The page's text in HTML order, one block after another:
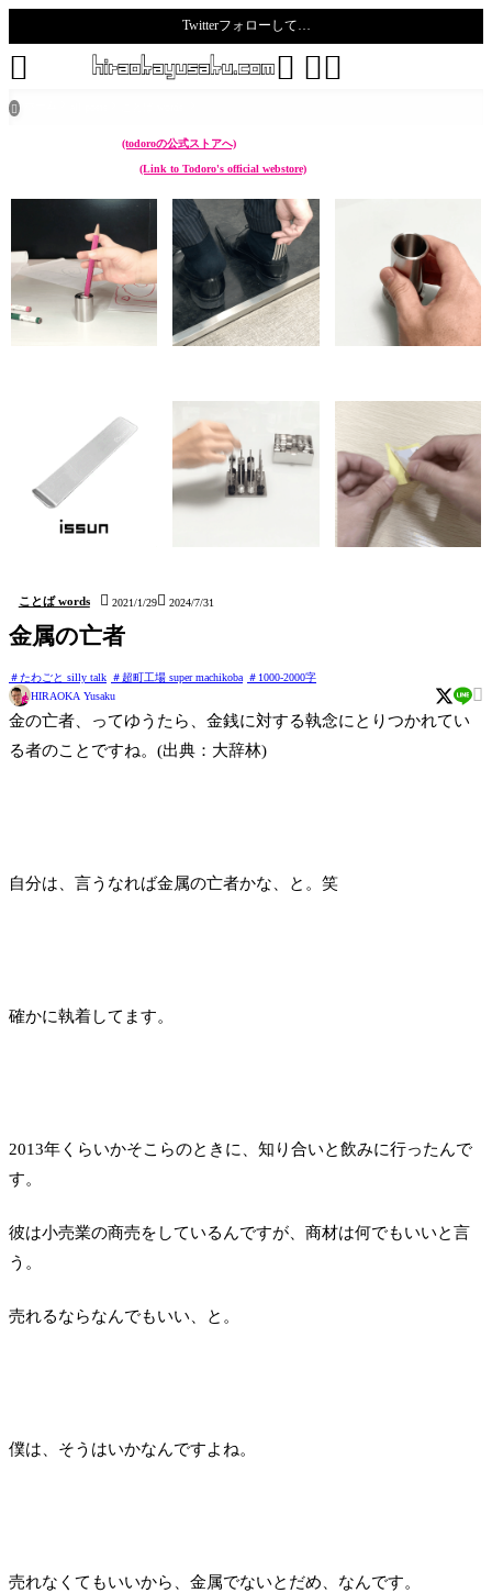
Twitterフォローして…
 


(todoroの公式ストアへ)
(Link to Todoro's official webstore)
ことば words  2021/1/29 2024/7/31
金属の亡者
たわごと silly talk 超町工場 super machikoba
1000-2000字
HIRAOKA Yusaku

金の亡者、ってゆうたら、金銭に対する執念にとりつかれてい
る者のことですね。(出典：大辞林)
自分は、言うなれば金属の亡者かな、と。笑
確かに執着してます。
2013年くらいかそこらのときに、知り合いと飲みに行ったんで
す。
彼は小売業の商売をしているんですが、商材は何でもいいと言
う。
売れるならなんでもいい、と。
僕は、そうはいかなんですよね。
売れなくてもいいから、金属でないとだめ、なんです。